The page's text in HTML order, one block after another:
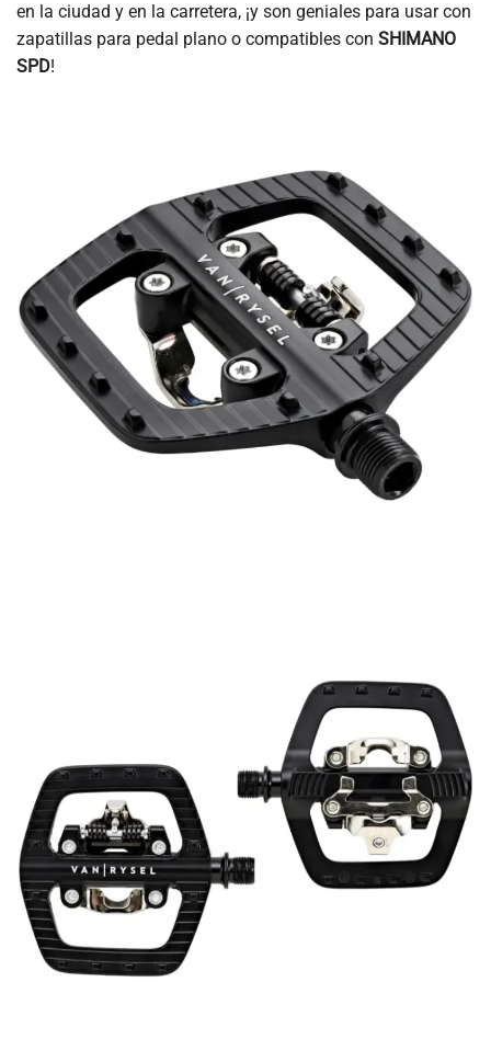
en la ciudad y en la carretera, ¡y son geniales para usar con
zapatillas para pedal plano o compatibles con SHIMANO
SPD!